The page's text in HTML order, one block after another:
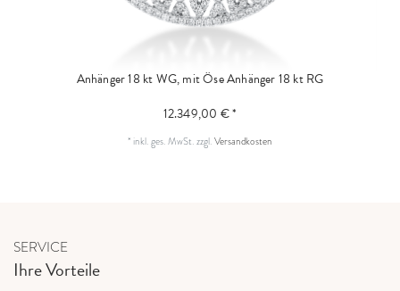
Anhänger 18 kt WG, mit ÖseAnhänger 18 kt RG
12.349,00 € *
* inkl. ges. MwSt.zzgl.Versandkosten
SERVICE
Ihre Vorteile